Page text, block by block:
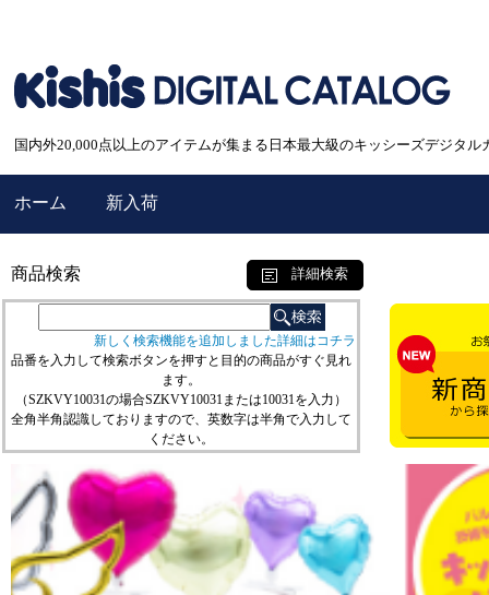
国内外20,000点以上のアイテムが集まる日本最大級のキッシーズデジタル
ホーム 新入荷
商品検索 詳細検索
新しく検索機能を追加しました詳細はコチラ
品番を入力して検索ボタンを押すと目的の商品がすぐ見れ
ます。
（SZKVY10031の場合SZKVY10031または10031を入力）
全角半角認識しておりますので、英数字は半角で入力して
ください。